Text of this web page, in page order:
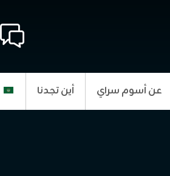
عن أسوم سراي أين تجدنا